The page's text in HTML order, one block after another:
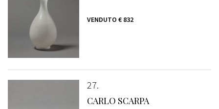
VENDUTO € 832
27
CARLO SCARPA